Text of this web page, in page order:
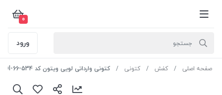
0
ورود
صفحه اصلی کفش کتونی کتونی وارداتی لویی ویتون کد Dl-66-534 رنگ مشکی سفید سایز 38